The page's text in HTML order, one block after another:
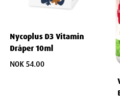
Nycoplus D3 Vitamin
Dråper 10ml
NOK 54.00